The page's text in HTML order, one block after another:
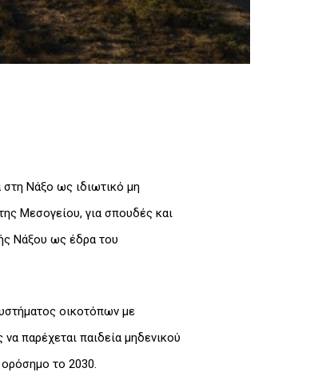
στη Νάξο ως ιδιωτικό μη
Μεσογείου, για σπουδές και
Νάξου ως έδρα του
οικοτόπων με
παρέχεται παιδεία μηδενικού
το 2030.